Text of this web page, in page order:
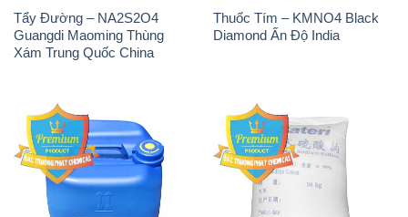
Tẩy Đường – NA2S2O4
Guangdi Maoming Thùng
Xám Trung Quốc China
Thuốc Tím – KMNO4 Black
Diamond Ấn Độ India